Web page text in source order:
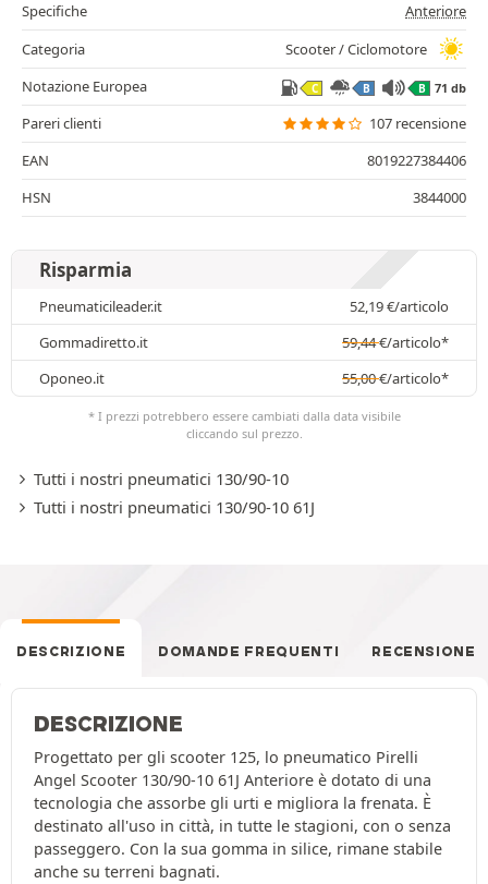
Specifiche
Anteriore
Categoria
Scooter / Ciclomotore
Notazione Europea
C B B 71 db
Pareri clienti
107 recensione
EAN
8019227384406
HSN
3844000
Risparmia
Pneumaticileader.it 52,19€/articolo
Gommadiretto.it
59,44€/articolo*
Oponeo.it
55,00€/articolo*
* I prezzi potrebbero essere cambiati dalla data visibile
cliccando sul prezzo.
Tutti i nostri pneumatici 130/90-10
Tutti i nostri pneumatici 130/90-10 61J
DESCRIZIONE DOMANDE FREQUENTI RECENSIONE
DESCRIZIONE
Progettato per gli scooter 125, lo pneumatico Pirelli
Angel Scooter 130/90-10 61J Anteriore è dotato di una
tecnologia che assorbe gli urti e migliora la frenata. È
destinato all'uso in città, in tutte le stagioni, con o senza
passeggero. Con la sua gomma in silice, rimane stabile
anche su terreni bagnati.